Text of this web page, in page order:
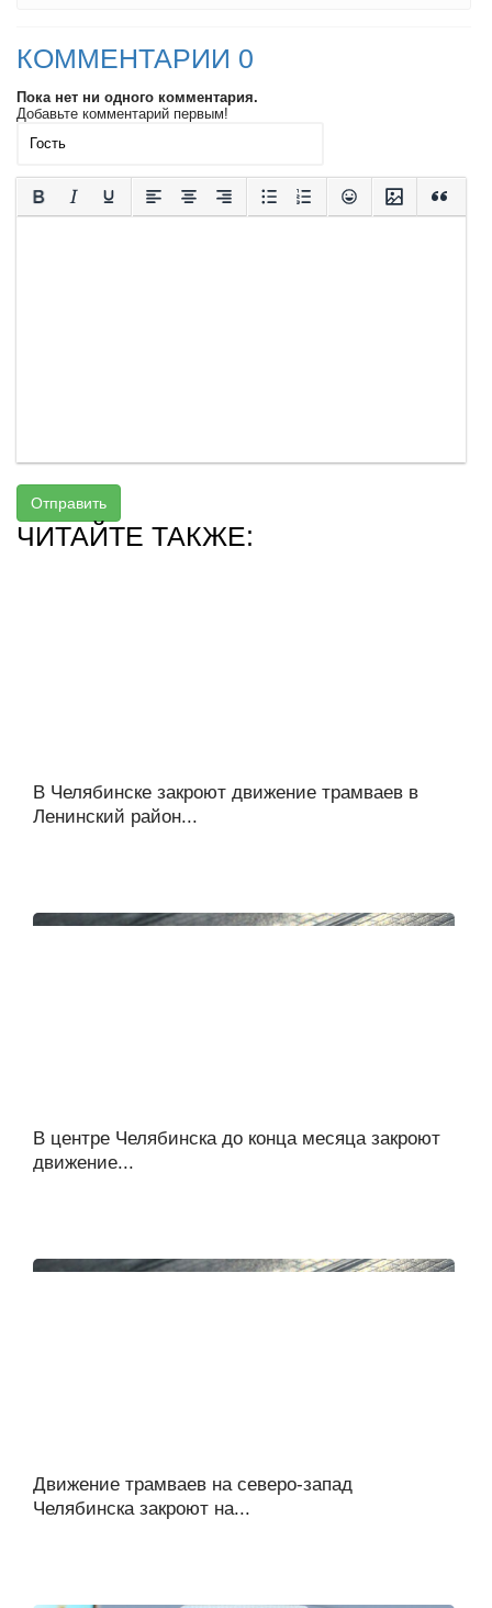
КОММЕНТАРИИ 0
Пока нет ни одного комментария.
Добавьте комментарий первым!
Отправить
ЧИТАЙТЕ ТАКЖЕ:
В Челябинске закроют движение трамваев в
Ленинский район...
В центре Челябинска до конца месяца закроют
движение...
Движение трамваев на северо-запад
Челябинска закроют на...